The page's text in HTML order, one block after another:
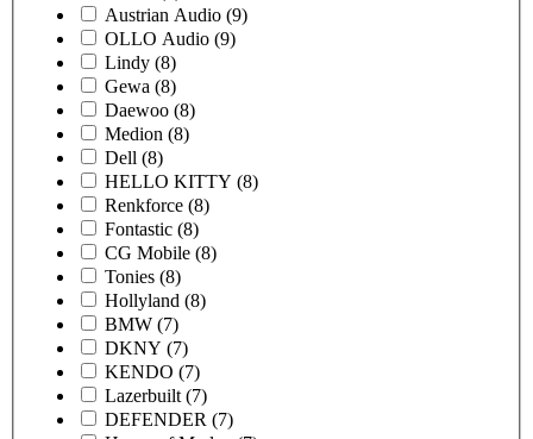
Austrian Audio (9)
OLLO Audio (9)
Lindy (8)
Gewa (8)
Daewoo (8)
Medion (8)
Dell (8)
HELLO KITTY (8)
Renkforce (8)
Fontastic (8)
CG Mobile (8)
Tonies (8)
Hollyland (8)
BMW (7)
DKNY (7)
KENDO (7)
Lazerbuilt (7)
DEFENDER (7)